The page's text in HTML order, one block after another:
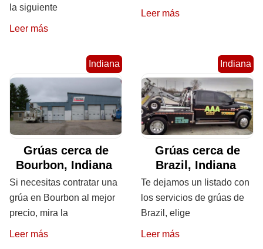
la siguiente
Leer más
Leer más
Indiana
Grúas cerca de
Bourbon, Indiana
Si necesitas contratar una
grúa en Bourbon al mejor
precio, mira la
Leer más
Indiana
Grúas cerca de
Brazil, Indiana
Te dejamos un listado con
los servicios de grúas de
Brazil, elige
Leer más